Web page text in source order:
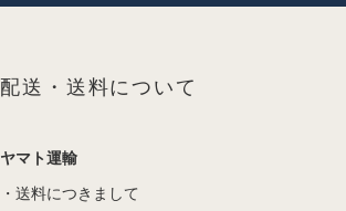
配送・送料について
ヤマト運輸
・送料につきまして